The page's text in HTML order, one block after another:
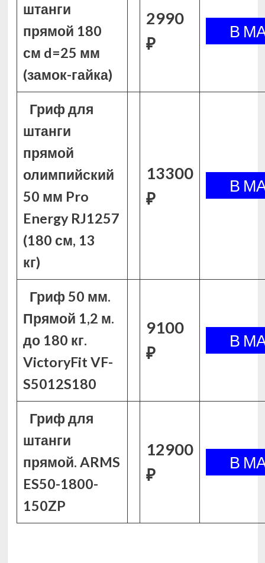
штанги
прямой 180
см d=25 мм
(замок-гайка)
2990
₽
Гриф для
штанги
прямой
олимпийский
50 мм Pro
Energy RJ1257
(180 см, 13
кг)
13300
₽
Гриф 50 мм.
Прямой 1,2 м.
до 180 кг.
VictoryFit VF-
S5012S180
9100
₽
Гриф для
штанги
прямой. ARMS
ES50-1800-
150ZP
12900
₽